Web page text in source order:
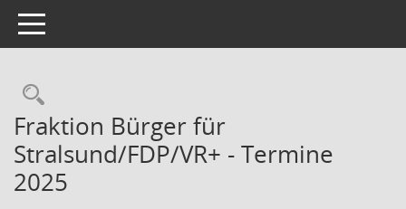
Toggle navigation
Rechercheauswahl
Fraktion Bürger für
Stralsund/FDP/VR+ - Termine
2025